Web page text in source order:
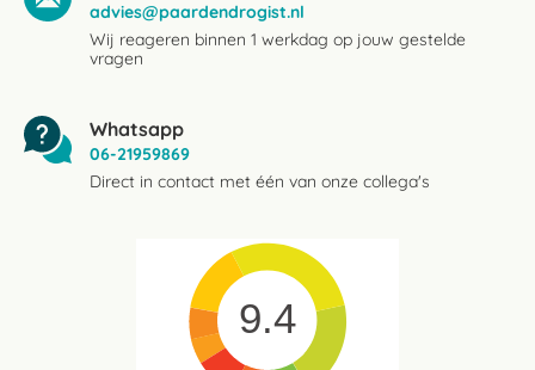
advies@paardendrogist.nl
Wij reageren binnen 1 werkdag op jouw gestelde
vragen
Whatsapp
06-21959869
Direct in contact met één van onze collega's
9.4